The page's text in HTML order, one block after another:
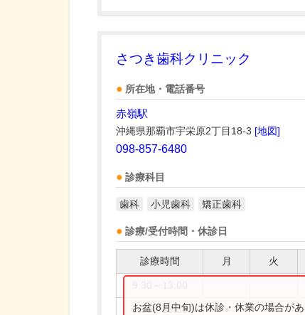
さつき歯科クリニック
所在地・電話番号
赤嶺駅
沖縄県那覇市宇栄原2丁目18-3 [地図]
098-857-6480
診療科目
歯科 小児歯科 矯正歯科
診療/受付時間・休診日
診療時間 月 火
9:30～13:30 ● ●
お盆(8月中旬)は休診・休業の場合が